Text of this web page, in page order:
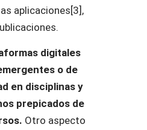
aplicaciones[3],
digitales
o de
en disciplinas y
prepicados de
Otro aspecto